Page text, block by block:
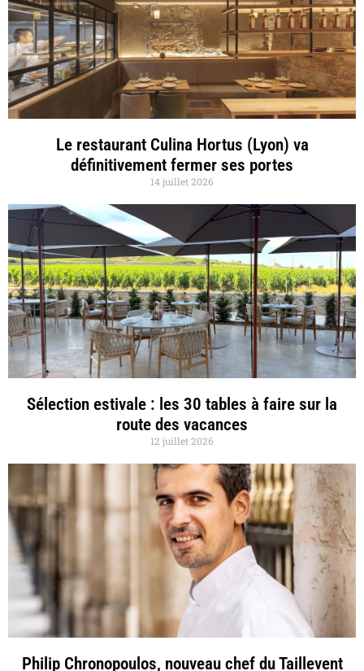
Le restaurant Culina Hortus (Lyon) va
définitivement fermer ses portes
14 juillet 2026
Sélection estivale : les 30 tables à faire sur la
route des vacances
12 juillet 2026
Philip Chronopoulos, nouveau chef du Taillevent